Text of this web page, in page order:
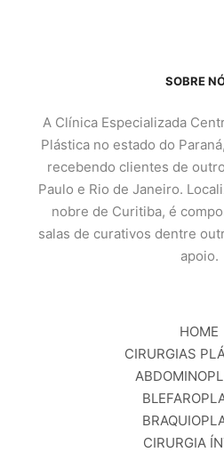
SOBRE
A Clínica Especializada
Plástica no estado do
recebendo clientes de
Paulo e Rio de Janeiro.
nobre de Curitiba, é
salas de curativos dentre
apoio.
HOME
CIRURGIAS
CIRURGIA